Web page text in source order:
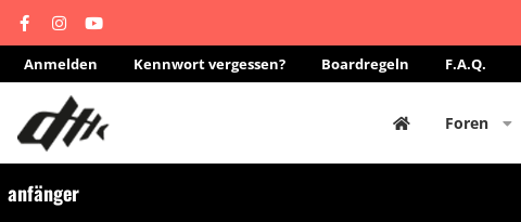
Anmelden Kennwort vergessen? Boardregeln F.A.Q.
Foren
anfänger